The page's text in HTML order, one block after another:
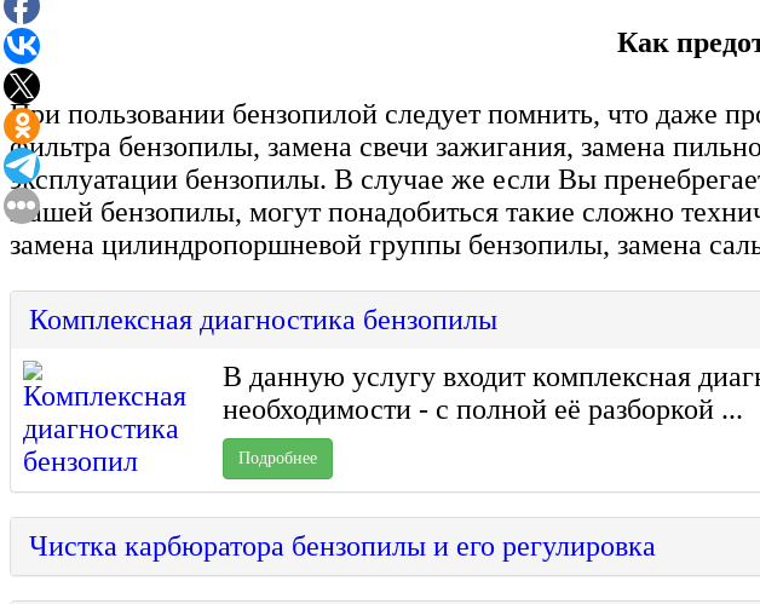
Как
При пользовании бензопилой следует помнить, что даже
фильтра бензопилы, замена свечи зажигания, замена
эксплуатации бензопилы. В случае же если Вы
Вашей бензопилы, могут понадобиться такие сложно
замена цилиндропоршневой группы бензопилы, замена
Комплексная диагностика
В данную услугу входит комплексная
необходимости - с полной её разборкой ...
Подробнее
Чистка карбюратора бензопилы и